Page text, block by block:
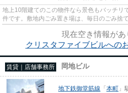
地上10階建てのこの物件なら景色もバッチリ
件です。敷地内ごみ置き場は、毎日のごみ捨
現在空き情報があ
クリスタファイブビルへの
賃貸｜店舗事務所 岡地ビル
地下鉄御堂筋線 「本町 」